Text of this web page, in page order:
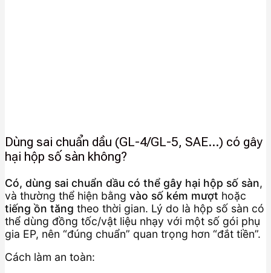
Dùng sai chuẩn dầu (GL-4/GL-5, SAE…) có gây
hại hộp số sàn không?
Có, dùng sai chuẩn dầu có thể gây hại hộp số sàn,
và thường thể hiện bằng vào số kém mượt hoặc
tiếng ồn tăng theo thời gian. Lý do là hộp số sàn có
thể dùng đồng tốc/vật liệu nhạy với một số gói phụ
gia EP, nên “đúng chuẩn” quan trọng hơn “đắt tiền”.
Cách làm an toàn: